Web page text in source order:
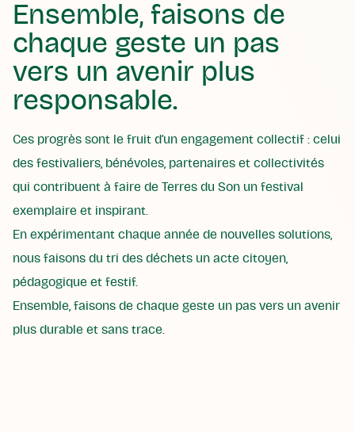
Ensemble, faisons de
chaque geste un pas
vers un avenir plus
responsable.
Ces progrès sont le fruit d’un engagement collectif : celui
des festivaliers, bénévoles, partenaires et collectivités
qui contribuent à faire de Terres du Son un festival
exemplaire et inspirant.
En expérimentant chaque année de nouvelles solutions,
nous faisons du tri des déchets un acte citoyen,
pédagogique et festif.
Ensemble, faisons de chaque geste un pas vers un avenir
plus durable et sans trace.